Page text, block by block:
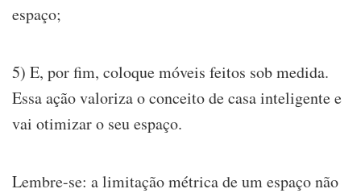
espaço;
5) E, por fim, coloque móveis feitos sob medida.
Essa ação valoriza o conceito de casa inteligente e
vai otimizar o seu espaço.
Lembre-se: a limitação métrica de um espaço não